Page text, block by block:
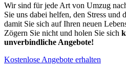
Wir sind für jede Art von Umzug
Sie uns dabei helfen, den Stress und
damit Sie sich auf Ihren neuen
Zögern Sie nicht und holen Sie sich
unverbindliche Angebote!
Kostenlose Angebote erhalten